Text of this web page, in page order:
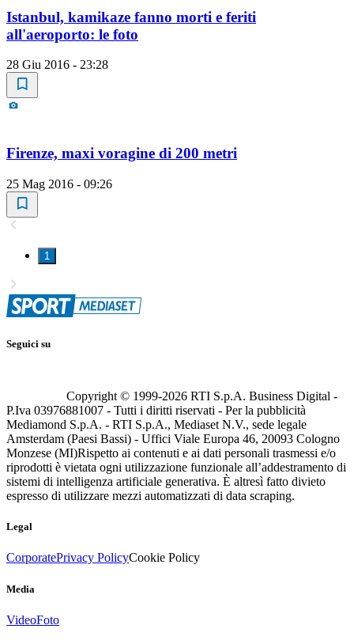
Istanbul, kamikaze fanno morti e feriti
all'aeroporto: le foto
28 Giu 2016 - 23:28
Firenze, maxi voragine di 200 metri
25 Mag 2016 - 09:26
1
Seguici su
Copyright © 1999-2026 RTI S.p.A. Business Digital -
P.Iva 03976881007 - Tutti i diritti riservati - Per la pubblicità
Mediamond S.p.A. - RTI S.p.A., Mediaset N.V., sede legale
Amsterdam (Paesi Bassi) - Uffici Viale Europa 46, 20093 Cologno
Monzese (MI)Rispetto ai contenuti e ai dati personali trasmessi e/o
riprodotti è vietata ogni utilizzazione funzionale all’addestramento di
sistemi di intelligenza artificiale generativa. È altresì fatto divieto
espresso di utilizzare mezzi automatizzati di data scraping.
Legal
CorporatePrivacy PolicyCookie Policy
Media
VideoFoto